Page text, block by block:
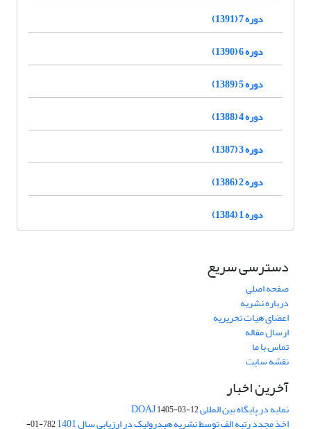
دوره 7 (1391)
دوره 6 (1390)
دوره 5 (1389)
دوره 4 (1388)
دوره 3 (1387)
دوره 2 (1386)
دوره 1 (1384)
دسترسی سریع
صفحه اصلی
درباره نشریه
اعضای هیات تحریریه
ارسال مقاله
تماس با ما
نقشه سایت
آخرین اخبار
نمایه در پایگاه بین المللی DOAJ1405-03-12
اخذ مجدد رتبه الف توسط نشریه هیدرولیک در ارزیابی سال 1401
782-01-